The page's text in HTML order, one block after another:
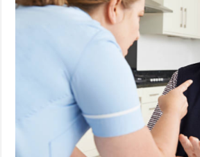
loi
no
101
On
deux
et
on
en
qu’une
seule